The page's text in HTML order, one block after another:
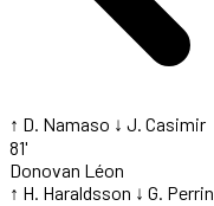
↑ D. Namaso ↓ J. Casimir
81'
Donovan Léon
↑ H. Haraldsson ↓ G. Perrin